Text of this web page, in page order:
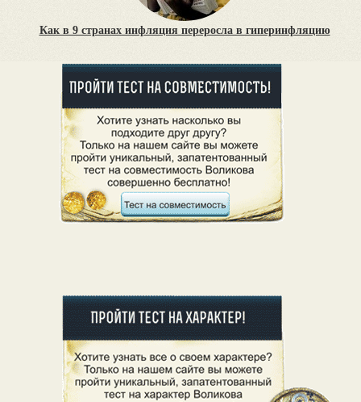
Как в 9 странах инфляция переросла в гиперинфляцию